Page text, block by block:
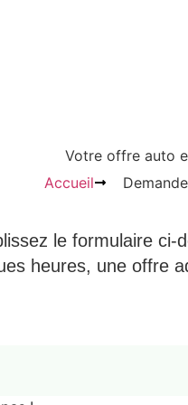
Votre offre auto
Accueil
le formulaire ci-
heures, une offre